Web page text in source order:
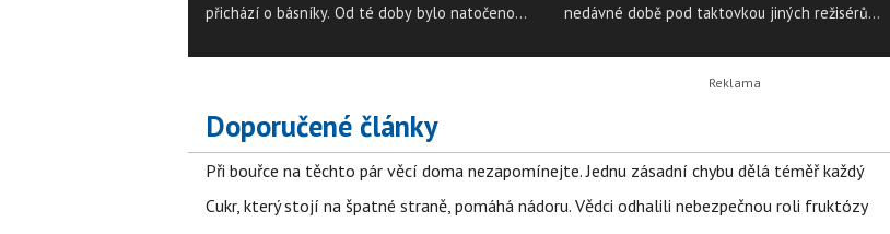
přichází o básníky. Od té doby bylo natočeno
si, že je znáte dobře? Otestujte své znalosti v
kvízu!
nedávné době pod taktovkou jiných režisérů
velice oblíbené filmové série. Kterou z nich máte
Doporučené články
Při bouřce na těchto pár věcí doma nezapomínejte. Jednu zásadní chybu dělá téměř každý
Cukr, který stojí na špatné straně, pomáhá nádoru. Vědci odhalili nebezpečnou roli fruktózy